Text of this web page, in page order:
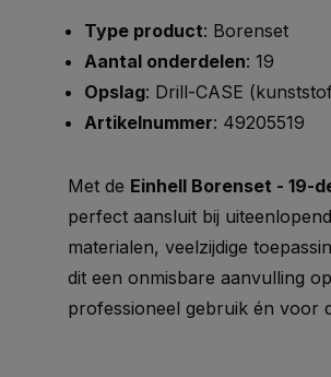
Type product: Borenset
Aantal onderdelen: 19
Opslag: Drill-CASE
Artikelnummer: 49205519
Met de Einhell Borenset - 19-
perfect aansluit bij
materialen, veelzijdige
dit een onmisbare aanvulling
professioneel gebruik én voor